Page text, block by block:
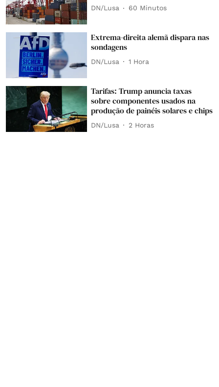
DN/Lusa 60 Minutos
Extrema-direita alemã dispara nas
sondagens
DN/Lusa 1 Hora
Tarifas: Trump anuncia taxas
sobre componentes usados na
produção de painéis solares e chips
DN/Lusa 2 Horas